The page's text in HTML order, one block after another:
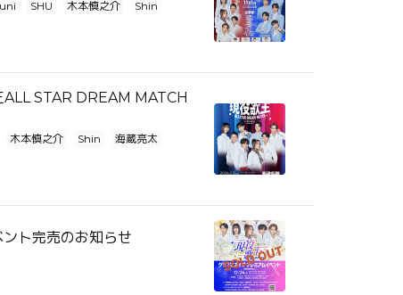
SHU 木本慎之介
Shin
ALL STAR DREAM MATCH
木本慎之介 Shin
海蔵亮太
ト完売のお知らせ